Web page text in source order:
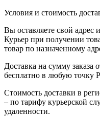
Условия и стоимость
Вы оставляете свой адрес
Курьер при получении
товар по назначенному
Доставка на сумму заказа
бесплатно в любую точку
Стоимость доставки в
– по тарифу курьерской
удаленности.